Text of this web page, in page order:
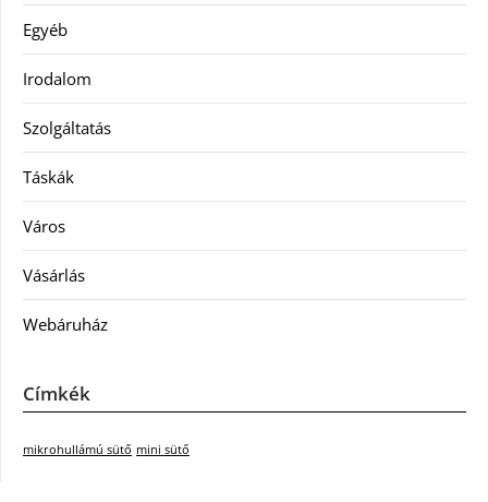
Egyéb
Irodalom
Szolgáltatás
Táskák
Város
Vásárlás
Webáruház
Címkék
mikrohullámú sütő mini sütő